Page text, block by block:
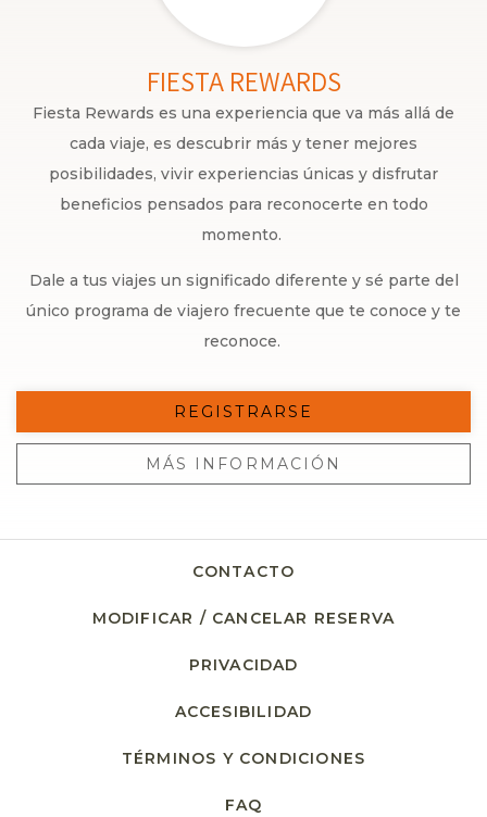
FIESTA REWARDS
Fiesta Rewards es una experiencia que va más allá de
cada viaje, es descubrir más y tener mejores
posibilidades, vivir experiencias únicas y disfrutar
beneficios pensados para reconocerte en todo
momento.
Dale a tus viajes un significado diferente y sé parte del
único programa de viajero frecuente que te conoce y te
reconoce.
REGISTRARSE
MÁS INFORMACIÓN
CONTACTO
MODIFICAR / CANCELAR RESERVA
PRIVACIDAD
ACCESIBILIDAD
TÉRMINOS Y CONDICIONES
FAQ